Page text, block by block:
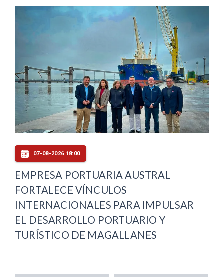
07-08-2026 18:00
EMPRESA PORTUARIA AUSTRAL
FORTALECE VÍNCULOS
INTERNACIONALES PARA IMPULSAR
EL DESARROLLO PORTUARIO Y
TURÍSTICO DE MAGALLANES